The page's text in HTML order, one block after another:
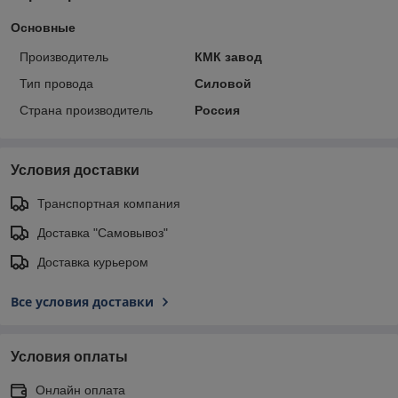
Основные
Производитель
КМК завод
Тип провода
Силовой
Страна производитель
Россия
Условия доставки
Транспортная компания
Доставка "Самовывоз"
Доставка курьером
Все условия доставки
Условия оплаты
Онлайн оплата